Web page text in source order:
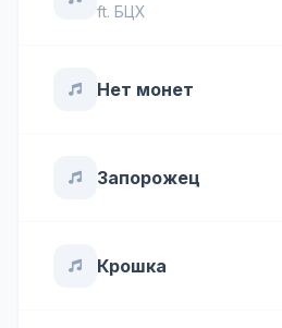
ft. БЦХ
Нет монет
Запорожец
Крошка